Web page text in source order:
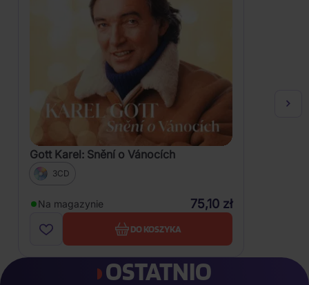
Gott Karel: Snění o Vánocích
3CD
Na magazynie 75,10 zł
DO KOSZYKA
OSTATNIO